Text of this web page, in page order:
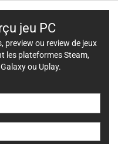
jeu PC
preview ou review de jeux
les plateformes Steam,
ou Uplay.